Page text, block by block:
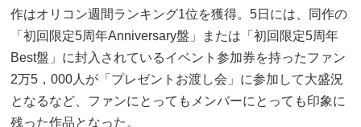
作はオリコン週間ランキング1位を獲得。5日には、同作の
「初回限定5周年Anniversary盤」または「初回限定5周年
Best盤」に封入されているイベント参加券を持ったファン
2万5，000人が「プレゼントお渡し会」に参加して大盛況
となるなど、ファンにとってもメンバーにとっても印象に
残った作品となった。